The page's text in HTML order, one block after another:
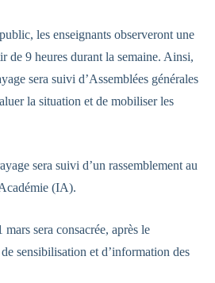
les enseignants observeront une
de 9 heures durant la semaine. Ainsi,
sera suivi d’Assemblées générales
la situation et de mobiliser les
sera suivi d’un rassemblement au
(IA).
sera consacrée, après le
sensibilisation et d’information des